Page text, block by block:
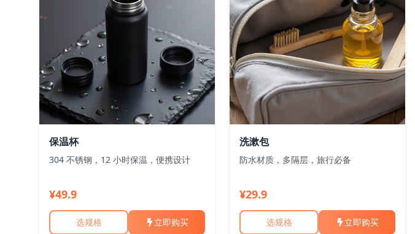
保温杯
304 不锈钢，12 小时保温，便携设计
¥49.9
选规格 立即购买
洗漱包
防水材质，多隔层，旅行必备
¥29.9
选规格 立即购买